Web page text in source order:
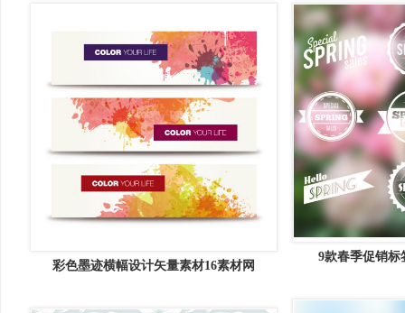
彩色墨迹横幅设计矢量素材16素材网
9款春季促销标